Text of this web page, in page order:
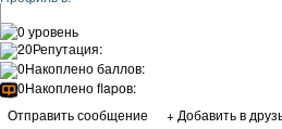
0 уровень
20Репутация:
0Накоплено баллов:
0Накоплено flapов:
Отправить сообщение
+ Добавить в